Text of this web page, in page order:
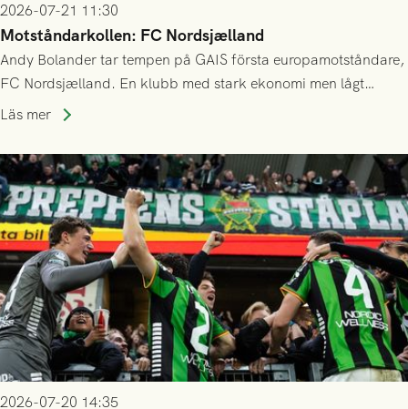
2026-07-21 11:30
Motståndarkollen: FC Nordsjælland
Andy Bolander tar tempen på GAIS första europamotståndare,
FC Nordsjælland. En klubb med stark ekonomi men lågt
publiksnitt, ett lag med både kollektiv styrka och individuell
Läs mer
2026-07-20 14:35